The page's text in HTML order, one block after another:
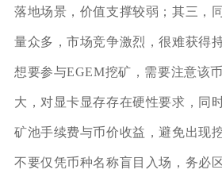
落地场景，价值支撑较弱；其三，
量众多，市场竞争激烈，很难获得
想要参与EGEM挖矿，需要注意该
大，对显卡显存存在硬性要求，同
矿池手续费与币价收益，避免出现
不要仅凭币种名称盲目入场，务必